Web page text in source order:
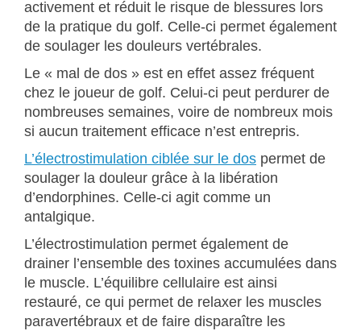
activement et réduit le risque de blessures lors
de la pratique du golf. Celle-ci permet également
de soulager les douleurs vertébrales.
Le « mal de dos » est en effet assez fréquent
chez le joueur de golf. Celui-ci peut perdurer de
nombreuses semaines, voire de nombreux mois
si aucun traitement efficace n’est entrepris.
L’électrostimulation ciblée sur le dos permet de
soulager la douleur grâce à la libération
d’endorphines. Celle-ci agit comme un
antalgique.
L’électrostimulation permet également de
drainer l’ensemble des toxines accumulées dans
le muscle. L’équilibre cellulaire est ainsi
restauré, ce qui permet de relaxer les muscles
paravertébraux et de faire disparaître les